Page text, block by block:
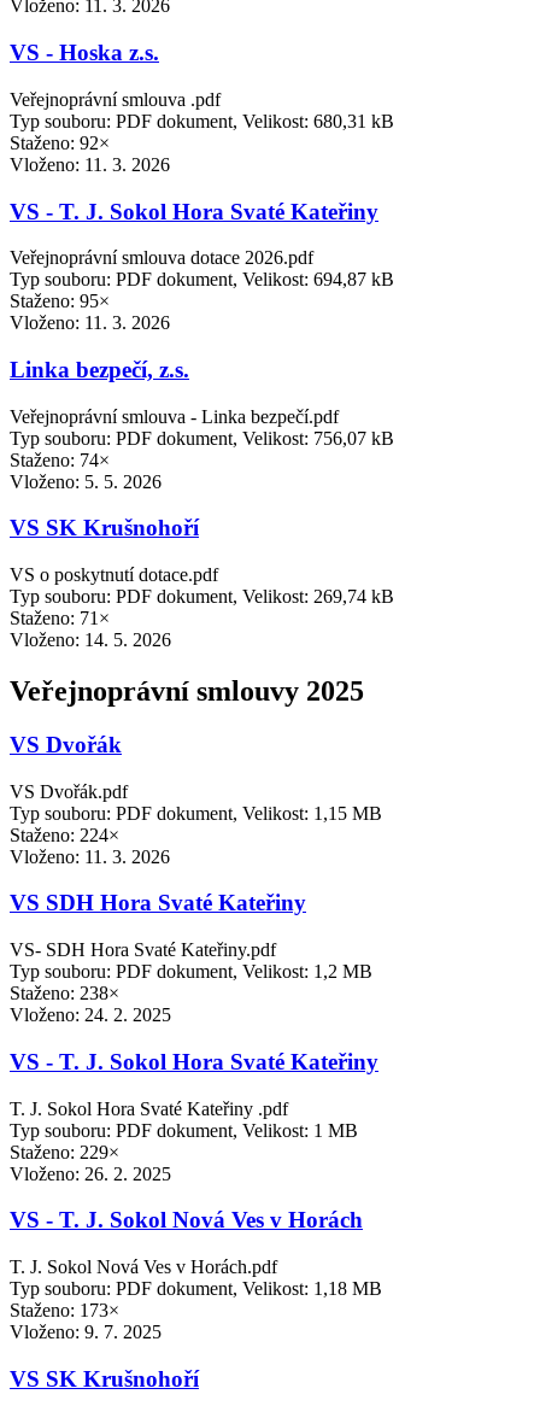
Vloženo: 11. 3. 2026
VS - Hoska z.s.
Veřejnoprávní smlouva .pdf
Typ souboru: PDF dokument, Velikost: 680,31 kB
Staženo: 92×
Vloženo: 11. 3. 2026
VS - T. J. Sokol Hora Svaté Kateřiny
Veřejnoprávní smlouva dotace 2026.pdf
Typ souboru: PDF dokument, Velikost: 694,87 kB
Staženo: 95×
Vloženo: 11. 3. 2026
Linka bezpečí, z.s.
Veřejnoprávní smlouva - Linka bezpečí.pdf
Typ souboru: PDF dokument, Velikost: 756,07 kB
Staženo: 74×
Vloženo: 5. 5. 2026
VS SK Krušnohoří
VS o poskytnutí dotace.pdf
Typ souboru: PDF dokument, Velikost: 269,74 kB
Staženo: 71×
Vloženo: 14. 5. 2026
Veřejnoprávní smlouvy 2025
VS Dvořák
VS Dvořák.pdf
Typ souboru: PDF dokument, Velikost: 1,15 MB
Staženo: 224×
Vloženo: 11. 3. 2026
VS SDH Hora Svaté Kateřiny
VS- SDH Hora Svaté Kateřiny.pdf
Typ souboru: PDF dokument, Velikost: 1,2 MB
Staženo: 238×
Vloženo: 24. 2. 2025
VS - T. J. Sokol Hora Svaté Kateřiny
T. J. Sokol Hora Svaté Kateřiny .pdf
Typ souboru: PDF dokument, Velikost: 1 MB
Staženo: 229×
Vloženo: 26. 2. 2025
VS - T. J. Sokol Nová Ves v Horách
T. J. Sokol Nová Ves v Horách.pdf
Typ souboru: PDF dokument, Velikost: 1,18 MB
Staženo: 173×
Vloženo: 9. 7. 2025
VS SK Krušnohoří